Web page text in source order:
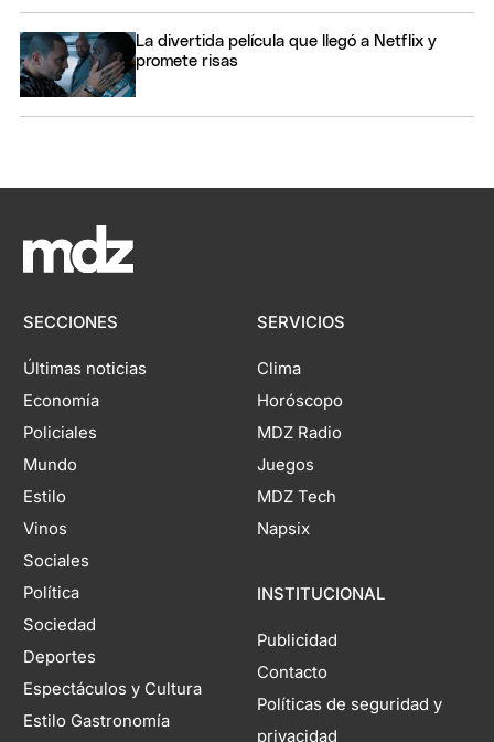
La divertida película que llegó a Netflix y
promete risas
SECCIONES
Últimas noticias
Economía
Policiales
Mundo
Estilo
Vinos
Sociales
Política
Sociedad
Deportes
Espectáculos y Cultura
Estilo Gastronomía
SERVICIOS
Clima
Horóscopo
MDZ Radio
Juegos
MDZ Tech
Napsix
INSTITUCIONAL
Publicidad
Contacto
Políticas de seguridad y
privacidad